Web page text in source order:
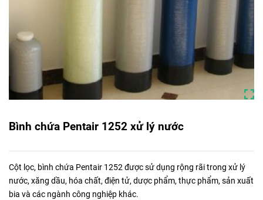
Bình chứa Pentair 1252 xử lý nước
Cột lọc, bình chứa Pentair 1252 được sử dụng rộng rãi trong xử lý
nước, xăng dầu, hóa chất, điện tử, dược phẩm, thực phẩm, sản xuất
bia và các ngành công nghiệp khác.